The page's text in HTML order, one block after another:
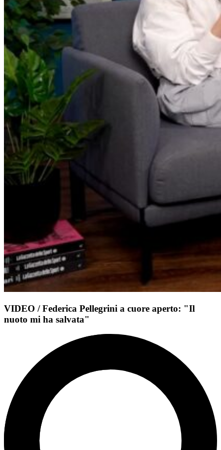
VIDEO / Federica Pellegrini a cuore aperto: "Il
nuoto mi ha salvata"